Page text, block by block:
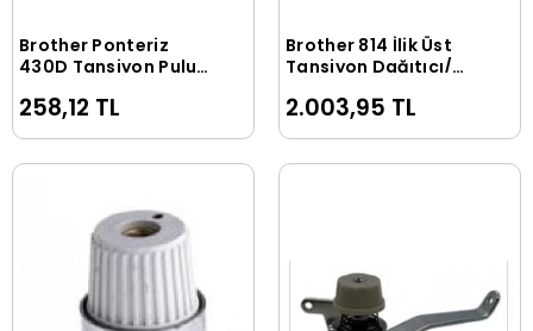
Sepete Ekle
Brother Ponteriz
430D Tansiyon Pulu /
258,12 TL
Sepete Ekle
Brother 814 İlik Üst
Tansiyon Dağıtıcı/
2.003,95 TL